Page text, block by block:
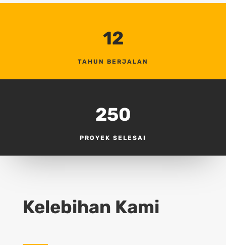
12
TAHUN BERJALAN
250
PROYEK SELESAI
Kelebihan Kami